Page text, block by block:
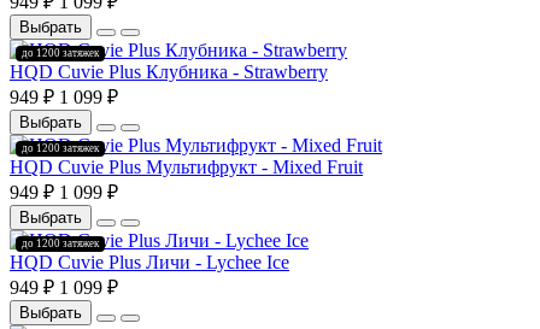
Выбрать
до 1200 затяжек
HQD Cuvie Plus Клубника - Strawberry
949 ₽ 1 099 ₽
Выбрать
до 1200 затяжек
HQD Cuvie Plus Мультифрукт - Mixed Fruit
949 ₽ 1 099 ₽
Выбрать
до 1200 затяжек
HQD Cuvie Plus Личи - Lychee Ice
949 ₽ 1 099 ₽
Выбрать